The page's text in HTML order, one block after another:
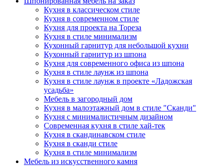
Кухня в классическом стиле
Кухня в современном стиле
Кухня для проекта на Тореза
Кухня в стиле минимализм
Кухонный гарнитур для небольшой кухни
Кухонный гарнитур из шпона
Кухня для современного офиса из шпона
Кухня в стиле лаунж из шпона
Кухня в стиле лаунж в проекте «Ладожская
усадьба»
Мебель в загородный дом
Кухня в малоэтажный дом в стиле "Сканди"
Кухня с минималистичным дизайном
Современная кухня в стиле хай-тек
Кухня в скандинавском стиле
Кухня в сканди стиле
Кухня в стиле минимализм
Мебель из искусственного камня